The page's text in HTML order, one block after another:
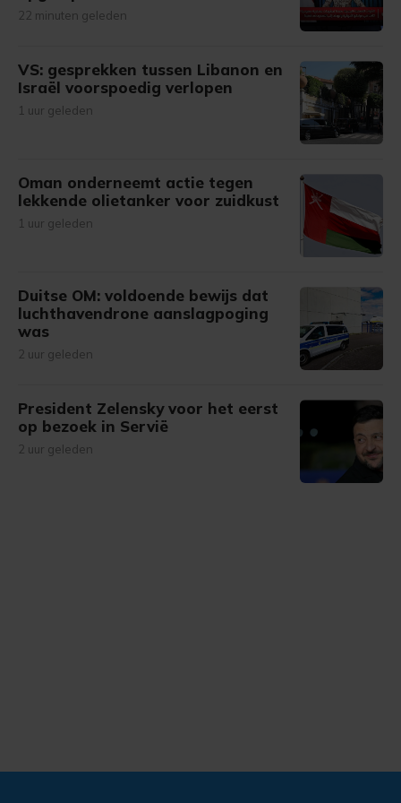
22 minuten geleden
VS: gesprekken tussen Libanon en
Israël voorspoedig verlopen
1 uur geleden
Oman onderneemt actie tegen
lekkende olietanker voor zuidkust
1 uur geleden
Duitse OM: voldoende bewijs dat
luchthavendrone aanslagpoging
was
2 uur geleden
President Zelensky voor het eerst
op bezoek in Servië
2 uur geleden